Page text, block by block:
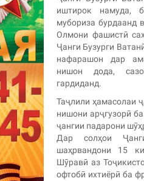
иштирок намуда,
мубориза бурдаанд
Олмони фашистӣ
Ҷанги Бузурги
нафарашон дар
нишон дода,
гардиданд.
Таҷлили ҳамасолаи
нишони арҷгузорӣ
ҷангии падарони
Дар солҳои
шаҳрвандони 15
Шӯравӣ аз
офтобӣ ихтиёрӣ ба